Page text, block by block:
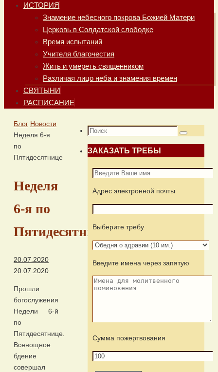
ИСТОРИЯ
Знамение небесного покрова Божией Матери
Церковь в Солдатской слободке
Время испытаний
Учителя благочестия
Жить и умереть священником
Различая лицо неба и знамения времен
СВЯТЫНИ
РАСПИСАНИЕ
Главная
Блог Новости
Неделя 6-я
по
Пятидесятнице
Неделя
6-я по
Пятидесятнице
20.07.2020
20.07.2020
Прошли
богослужения
Недели 6-й
по
Пятидесятнице.
Всенощное
бдение
совершал
Что
Поиск
ЗАКАЗАТЬ ТРЕБЫ
Адрес электронной почты
Выберите требу
Введите имена через запятую
Сумма пожертвования